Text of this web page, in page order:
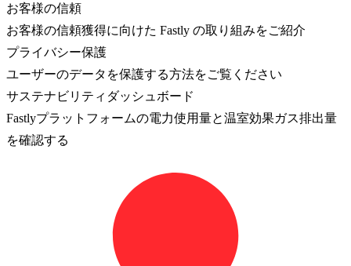
お客様の信頼
お客様の信頼獲得に向けた Fastly の取り組みをご紹介
プライバシー保護
ユーザーのデータを保護する方法をご覧ください
サステナビリティダッシュボード
Fastlyプラットフォームの電力使用量と温室効果ガス排出量
を確認する